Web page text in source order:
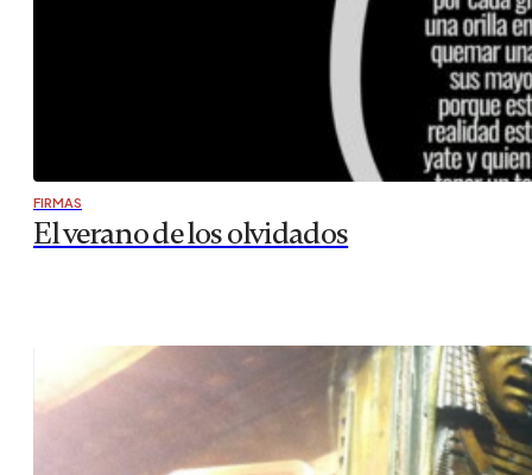
FIRMAS
El verano de los olvidados